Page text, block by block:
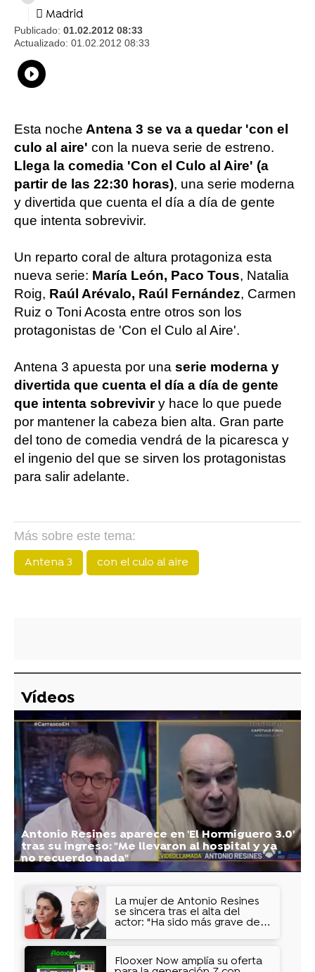
Madrid
Publicado: 01.02.2012 08:33
Actualizado: 01.02.2012 08:33
Whatsapp
Compartir
Esta noche Antena 3 se va a quedar 'con el
culo al aire' con la nueva serie de estreno.
Llega la comedia 'Con el Culo al Aire' (a
partir de las 22:30 horas), una serie moderna
y divertida que cuenta el día a día de gente
que intenta sobrevivir.
Un reparto coral de altura protagoniza esta
nueva serie: María León, Paco Tous, Natalia
Roig, Raúl Arévalo, Raúl Fernández, Carmen
Ruiz o Toni Acosta entre otros son los
protagonistas de 'Con el Culo al Aire'.
Antena 3 apuesta por una serie moderna y
divertida que cuenta el día a día de gente
que intenta sobreviviry hace lo que puede
por mantener la cabeza bien alta. Gran parte
del tono de comedia vendrá de la picaresca y
el ingenio del que se sirven los protagonistas
para salir adelante.
Más sobre este tema:
Antena 3
con el culo al aire
Vídeos
Antonio Resines aparece en 'El Hormiguero 3.0'
tras su ingreso: "Me llevaron al hospital y ya
no recuerdo nada"
La mujer de Antonio Resines
se sincera tras el alta del
actor: "Ha sido más grave de
Flooxer Now amplía su oferta